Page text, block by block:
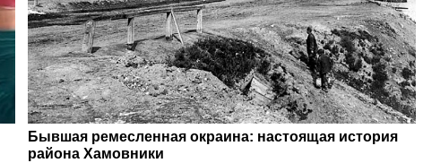
Бывшая ремесленная окраина: настоящая история
района Хамовники